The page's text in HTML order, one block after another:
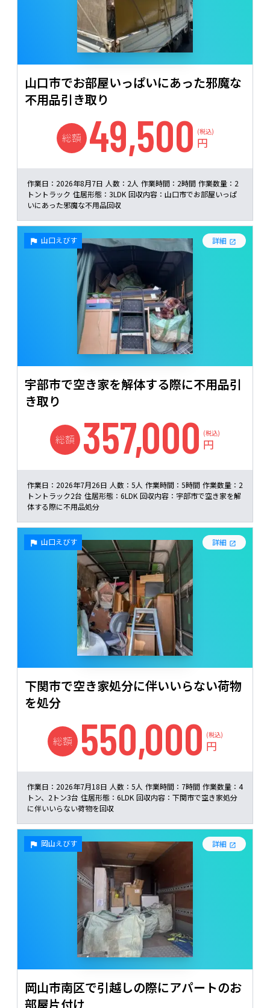
山口市でお部屋いっぱいにあった邪魔な
不用品引き取り
総額 49,500 (税込)
円
作業日： 2026年8月7日 人数： 2人 作業時間： 2時間 作業数量： 2
トントラック 住居形態： 3LDK 回収内容： 山口市でお部屋いっぱ
いにあった邪魔な不用品回収
山口えびす 詳細
宇部市で空き家を解体する際に不用品引
き取り
総額 357,000 (税込)
円
作業日： 2026年7月26日 人数： 5人 作業時間： 5時間 作業数量： 2
トントラック2台 住居形態： 6LDK 回収内容： 宇部市で空き家を解
体する際に不用品処分
山口えびす 詳細
下関市で空き家処分に伴いいらない荷物
を処分
総額 550,000 (税込)
円
作業日： 2026年7月18日 人数： 5人 作業時間： 7時間 作業数量： 4
トン、2トン3台 住居形態： 6LDK 回収内容： 下関市で空き家処分
に伴いいらない荷物を回収
岡山えびす 詳細
岡山市南区で引越しの際にアパートのお
部屋片付け